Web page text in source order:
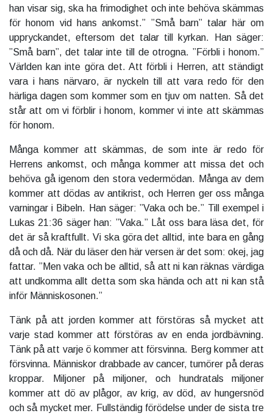
han visar sig, ska ha frimodighet och inte behöva skämmas
för honom vid hans ankomst.” ”Små barn” talar här om
uppryckandet, eftersom det talar till kyrkan. Han säger:
”Små barn”, det talar inte till de otrogna. ”Förbli i honom.”
Världen kan inte göra det. Att förbli i Herren, att ständigt
vara i hans närvaro, är nyckeln till att vara redo för den
härliga dagen som kommer som en tjuv om natten. Så det
står att om vi förblir i honom, kommer vi inte att skämmas
för honom.
Många kommer att skämmas, de som inte är redo för
Herrens ankomst, och många kommer att missa det och
behöva gå igenom den stora vedermödan. Många av dem
kommer att dödas av antikrist, och Herren ger oss många
varningar i Bibeln. Han säger: ”Vaka och be.” Till exempel i
Lukas 21:36 säger han: ”Vaka.” Låt oss bara läsa det, för
det är så kraftfullt. Vi ska göra det alltid, inte bara en gång
då och då. När du läser den här versen är det som: okej, jag
fattar. ”Men vaka och be alltid, så att ni kan räknas värdiga
att undkomma allt detta som ska hända och att ni kan stå
inför Människosonen.”
Tänk på att jorden kommer att förstöras så mycket att
varje stad kommer att förstöras av en enda jordbävning.
Tänk på att varje ö kommer att försvinna. Berg kommer att
försvinna. Människor drabbade av cancer, tumörer på deras
kroppar. Miljoner på miljoner, och hundratals miljoner
kommer att dö av plågor, av krig, av död, av hungersnöd
och så mycket mer. Fullständig förödelse under de sista tre